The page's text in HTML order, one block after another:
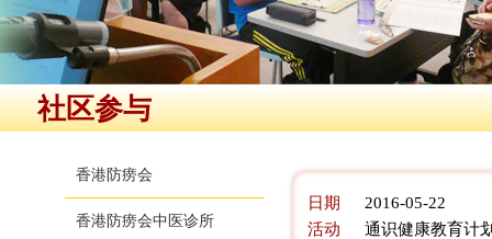
社区参与
香港防痨会
香港防痨会中医诊所
日期
2016-05-22
活动
通识健康教育计